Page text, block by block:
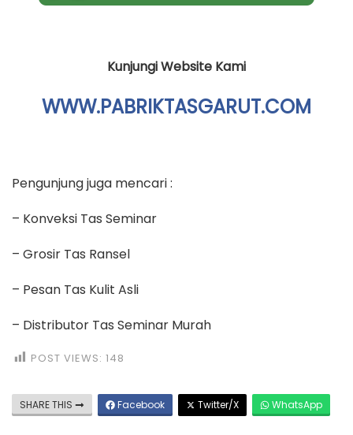
Kunjungi Website Kami
WWW.PABRIKTASGARUT.COM
Pengunjung juga mencari :
– Konveksi Tas Seminar
– Grosir Tas Ransel
– Pesan Tas Kulit Asli
– Distributor Tas Seminar Murah
POST VIEWS: 148
SHARE THIS Facebook Twitter/X WhatsApp